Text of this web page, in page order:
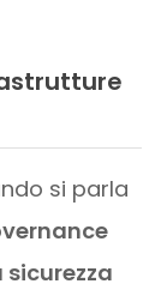
si parla
sicurezza